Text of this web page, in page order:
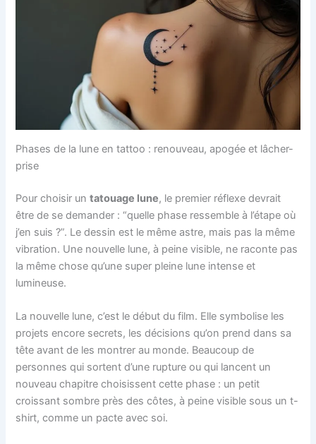
Phases de la lune en tattoo : renouveau, apogée et lâcher-
prise
Pour choisir untatouage lune, le premier réflexe devrait
être de se demander : “quelle phase ressemble à l’étape où
j’en suis ?”. Le dessin est le même astre, mais pas la même
vibration. Une nouvelle lune, à peine visible, ne raconte pas
la même chose qu’une super pleine lune intense et
lumineuse.
La nouvelle lune, c’est le début du film. Elle symbolise les
projets encore secrets, les décisions qu’on prend dans sa
tête avant de les montrer au monde. Beaucoup de
personnes qui sortent d’une rupture ou qui lancent un
nouveau chapitre choisissent cette phase : un petit
croissant sombre près des côtes, à peine visible sous un t-
shirt, comme un pacte avec soi.